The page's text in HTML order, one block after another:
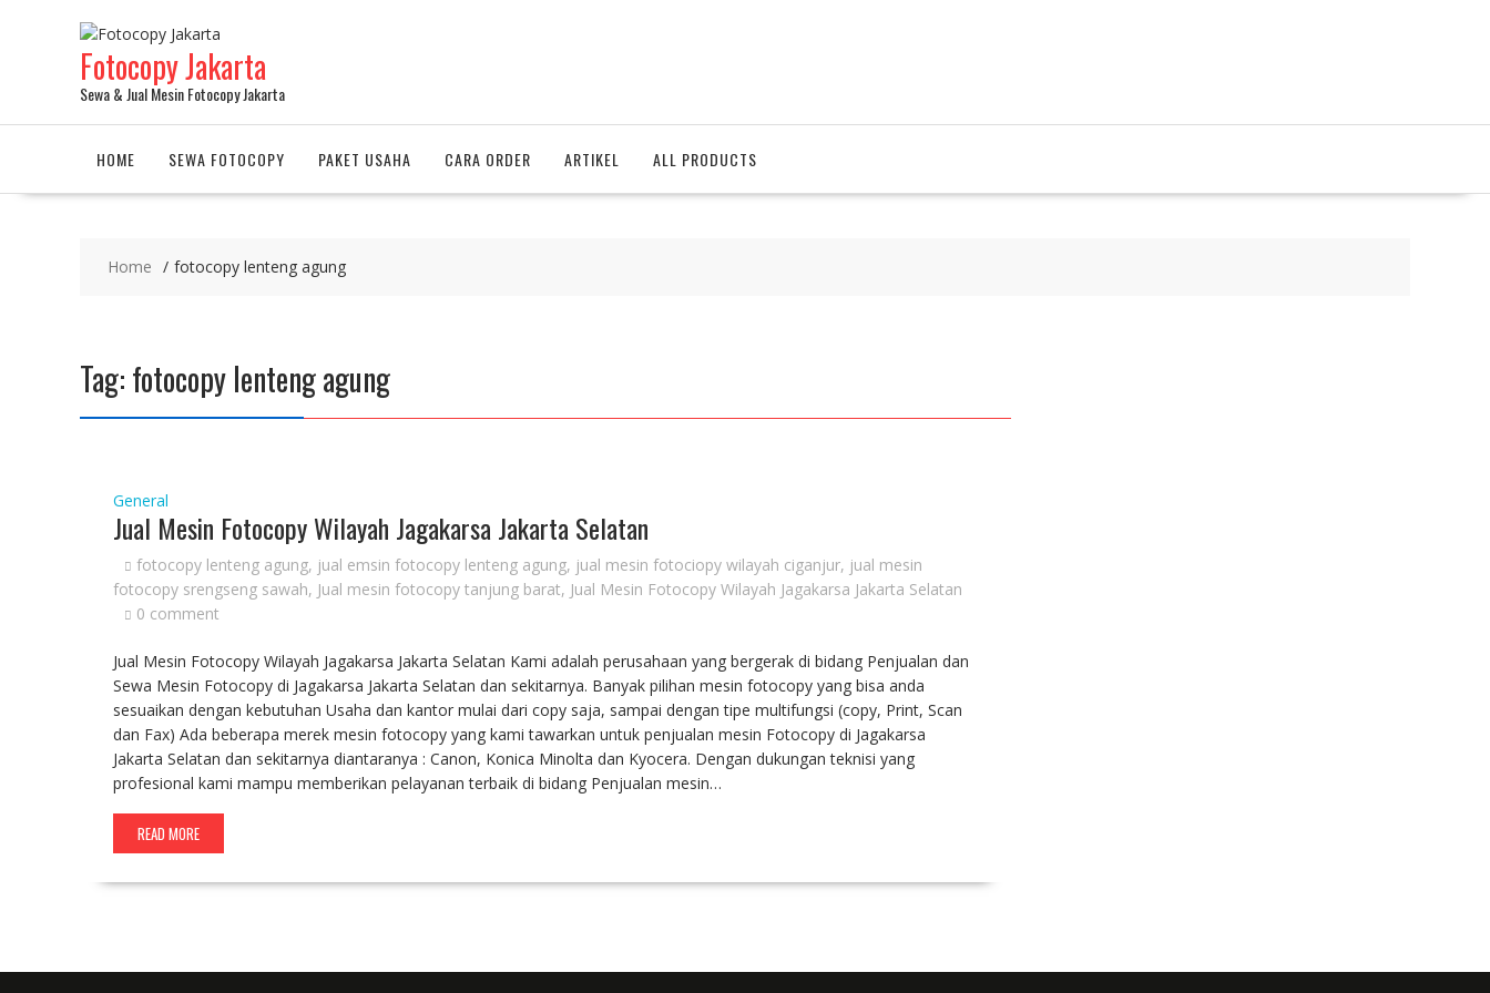
Fotocopy Jakarta
Sewa & Jual Mesin Fotocopy Jakarta
HOME SEWA FOTOCOPY PAKET USAHA CARA ORDER ARTIKEL ALL PRODUCTS
Home fotocopy lenteng agung
Tag:fotocopy lenteng agung
General
Jual Mesin Fotocopy Wilayah Jagakarsa Jakarta Selatan
fotocopy lenteng agung, jual emsin fotocopy lenteng agung, jual mesin fotociopy wilayah ciganjur, jual mesin
fotocopy srengseng sawah, Jual mesin fotocopy tanjung barat, Jual Mesin Fotocopy Wilayah Jagakarsa Jakarta Selatan
0 comment
Jual Mesin Fotocopy Wilayah Jagakarsa Jakarta Selatan Kami adalah perusahaan yang bergerak di bidang Penjualan dan
Sewa Mesin Fotocopy di Jagakarsa Jakarta Selatan dan sekitarnya. Banyak pilihan mesin fotocopy yang bisa anda
sesuaikan dengan kebutuhan Usaha dan kantor mulai dari copy saja, sampai dengan tipe multifungsi (copy, Print, Scan
dan Fax) Ada beberapa merek mesin fotocopy yang kami tawarkan untuk penjualan mesin Fotocopy di Jagakarsa
Jakarta Selatan dan sekitarnya diantaranya : Canon, Konica Minolta dan Kyocera. Dengan dukungan teknisi yang
profesional kami mampu memberikan pelayanan terbaik di bidang Penjualan mesin…
READ MORE